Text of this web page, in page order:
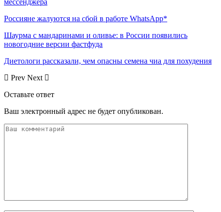
Россияне жалуются на сбой в работе WhatsApp*
Шаурма с мандаринами и оливье: в России появились
новогодние версии фастфуда
Диетологи рассказали, чем опасны семена чиа для похудения
Prev Next
Оставьте ответ
Ваш электронный адрес не будет опубликован.